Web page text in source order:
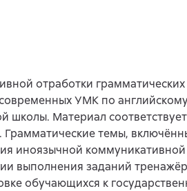
отработки
УМК по
школы. Материал
темы,
иноязычной
выполнения заданий
обучающихся к